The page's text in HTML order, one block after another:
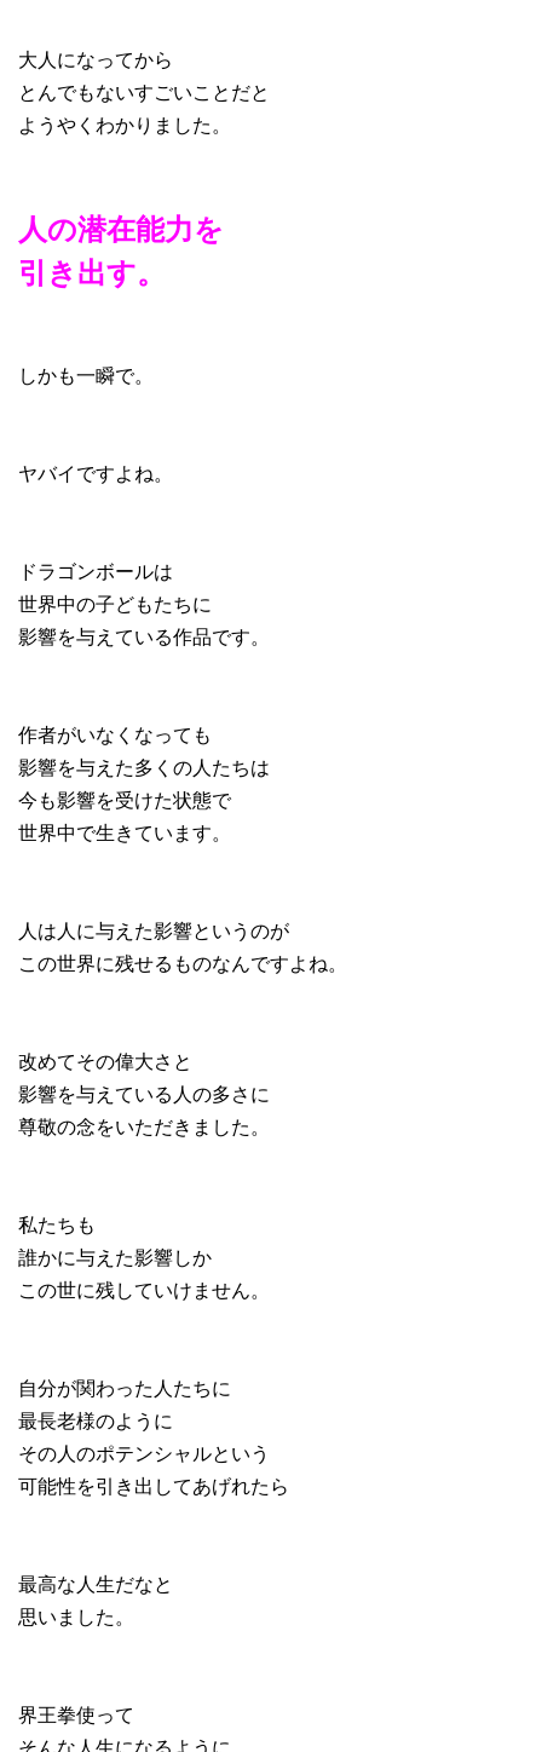
大人になってから
とんでもないすごいことだと
ようやくわかりました。
人の潜在能力を
引き出す。
しかも一瞬で。
ヤバイですよね。
ドラゴンボールは
世界中の子どもたちに
影響を与えている作品です。
作者がいなくなっても
影響を与えた多くの人たちは
今も影響を受けた状態で
世界中で生きています。
人は人に与えた影響というのが
この世界に残せるものなんですよね。
改めてその偉大さと
影響を与えている人の多さに
尊敬の念をいただきました。
私たちも
誰かに与えた影響しか
この世に残していけません。
自分が関わった人たちに
最長老様のように
その人のポテンシャルという
可能性を引き出してあげれたら
最高な人生だなと
思いました。
界王拳使って
そんな人生になるように